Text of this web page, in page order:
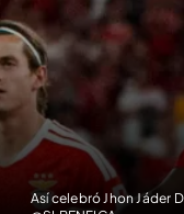
Así celebró Jhon Jáder